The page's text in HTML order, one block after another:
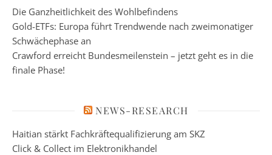
Die Ganzheitlichkeit des Wohlbefindens
Gold-ETFs: Europa führt Trendwende nach zweimonatiger
Schwächephase an
Crawford erreicht Bundesmeilenstein – jetzt geht es in die
finale Phase!
NEWS-RESEARCH
Haitian stärkt Fachkräftequalifizierung am SKZ
Click & Collect im Elektronikhandel